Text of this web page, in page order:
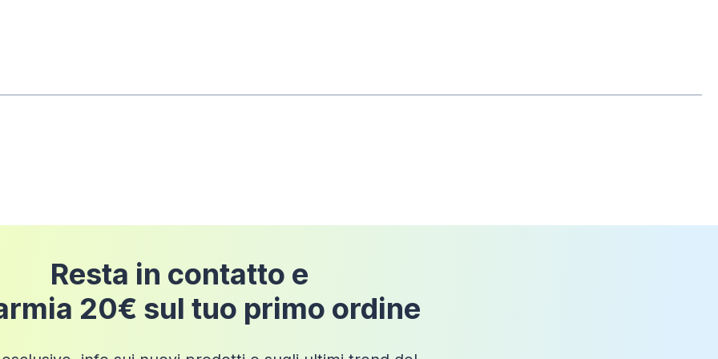
Marmoresina
dalla data di consegna
Resta in contatto e
20€ sul tuo primo ordine